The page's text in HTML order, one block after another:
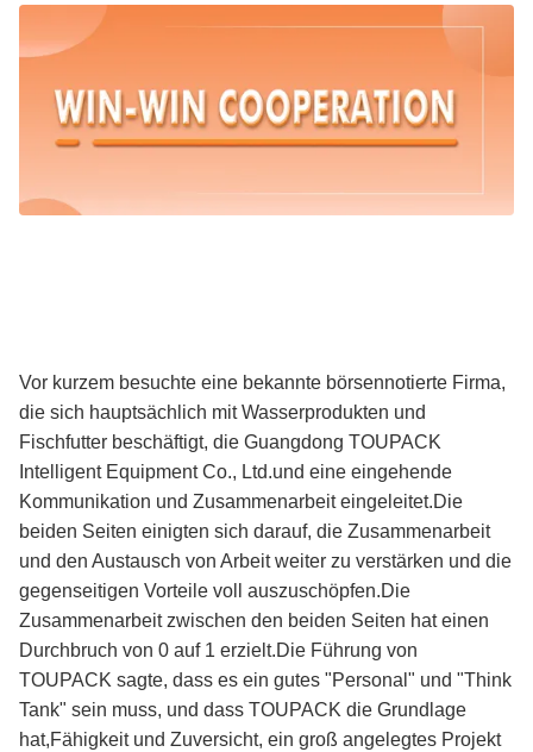
Vor kurzem besuchte eine bekannte börsennotierte Firma,
die sich hauptsächlich mit Wasserprodukten und
Fischfutter beschäftigt, die Guangdong TOUPACK
Intelligent Equipment Co., Ltd.und eine eingehende
Kommunikation und Zusammenarbeit eingeleitet.Die
beiden Seiten einigten sich darauf, die Zusammenarbeit
und den Austausch von Arbeit weiter zu verstärken und die
gegenseitigen Vorteile voll auszuschöpfen.Die
Zusammenarbeit zwischen den beiden Seiten hat einen
Durchbruch von 0 auf 1 erzielt.Die Führung von
TOUPACK sagte, dass es ein gutes "Personal" und "Think
Tank" sein muss, und dass TOUPACK die Grundlage
hat,Fähigkeit und Zuversicht, ein groß angelegtes Projekt